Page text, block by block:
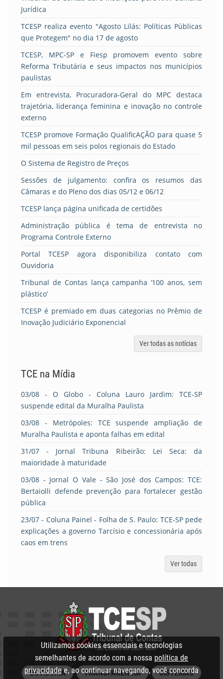
Jurídica
TCESP realiza evento "Agosto Lilás: Políticas Públicas
que Protegem" no dia 17 de agosto
TCESP, MPC-SP e Fiesp promovem evento sobre
Reforma Tributária e seus impactos nos municípios
paulistas
Em entrevista, Procuradora-Geral do MPC destaca
trajetória, liderança feminina e inovação no controle
externo
TCESP promove Formação QualificAÇÃO para quase 5
mil pessoas em seis polos regionais do Estado
O Sistema de Registro de Preços
Sessões de julgamento: confira os resumos das
Câmaras e do Pleno dos dias 05/12 e 06/12
TCESP lança página unificada de certidões
Administração pública é tema de entrevista no
Programa Controle Externo
Portal TCESP agora disponibiliza contato com
Ouvidoria
Tribunal de Contas lança campanha ‘100 anos, sem
plástico’
TCESP é premiado em duas categorias no Prêmio de
Inovação Judiciário Exponencial
Ver todas as notícias
TCE na Mídia
03/08 - O Globo - Coluna Lauro Jardim: TCE-SP
suspende edital da Muralha Paulista
03/08 - Metrópoles: TCE suspende ampliação de
Muralha Paulista e aponta falhas em edital
31/07 - Jornal Tribuna Ribeirão: Lei Seca: da
maioridade à maturidade
03/08 - Jornal O Vale - São José dos Campos: TCE:
Bertaiolli defende prevenção para fortalecer gestão
pública
23/07 - Coluna Painel - Folha de S. Paulo: TCE-SP pede
explicações a governo Tarcísio e concessionária após
caos em trens
Ver todas
OUVIDORIA TRANSPARÊNCIA SISTEMAS
Utilizamos cookies essenciais e tecnologias
semelhantes de acordo com a nossa política de
privacidadee, ao continuar navegando, você concorda